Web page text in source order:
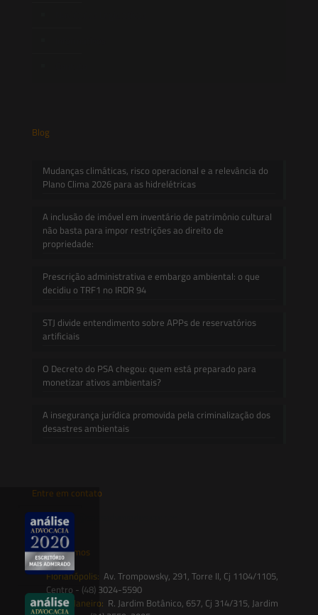
Blog
Mudanças climáticas, risco operacional e a relevância do
Plano Clima 2026 para as hidrelétricas
A inclusão de imóvel em inventário de patrimônio cultural
não basta para impor restrições ao direito de
propriedade:
Prescrição administrativa e embargo ambiental: o que
decidiu o TRF1 no IRDR 94
STJ divide entendimento sobre APPs de reservatórios
artificiais
O Decreto do PSA chegou: quem está preparado para
monetizar ativos ambientais?
A insegurança jurídica promovida pela criminalização dos
desastres ambientais
Entre em contato
contato@saesadvogados.com.br
Onde estamos
Florianópolis: Av. Trompowsky, 291, Torre II, Cj 1104/1105,
Centro - (48) 3024-5590
Rio de Janeiro: R. Jardim Botânico, 657, Cj 314/315, Jardim